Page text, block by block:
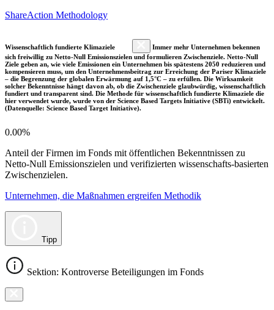
ShareAction Methodology
Wissenschaftlich fundierte Klimaziele
Immer mehr Unternehmen bekennen
sich freiwillig zu Netto-Null Emissionszielen und formulieren Zwischenziele. Netto-Null
Ziele geben an, wie viele Emissionen ein Unternehmen bis spätestens 2050 reduzieren und
kompensieren muss, um den Unternehmensbeitrag zur Erreichung der Pariser Klimaziele
– die Begrenzung der globalen Erwärmung auf 1,5°C – zu erfüllen. Die Wirksamkeit
solcher Bekenntnisse hängt davon ab, ob die Zwischenziele glaubwürdig, wissenschaftlich
fundiert und transparent sind. Die Methode für wissenschaftlich fundierte Klimaziele die
hier verwendet wurde, wurde von der Science Based Targets Initiative (SBTi) entwickelt.
(Datenquelle: Science Based Target Initiative).
0.00%
Anteil der Firmen im Fonds mit öffentlichen Bekenntnissen zu
Netto-Null Emissionszielen und verifizierten wissenschafts-basierten
Zwischenzielen.
Unternehmen, die Maßnahmen ergreifen Methodik
Tipp
Sektion: Kontroverse Beteiligungen im Fonds